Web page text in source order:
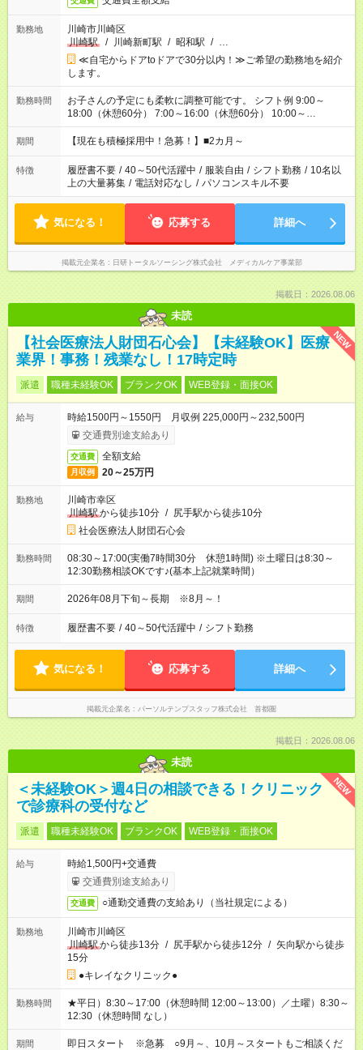
勤務地
川崎市川崎区
川崎駅
/ 川崎新町駅 / 昭和駅 / …
≪自宅からドアtoドアで30分以内！≫ご希望の勤務地を紹介
します。
勤務時間
お子さんの予定にも柔軟に調整可能です。 シフト例 9:00～
18:00（休憩60分） 7:00～16:00（休憩60分） 10:00～
19:00（休憩60分） ※Wワーク希望の方へ 今ご覧のお仕事で希
望する勤務時間と、もう1つのお仕事の勤務時間の合計が 週40
期間 【現在も積極採用中！急募！】■2カ月～
特徴 履歴書不要 / 40～50代活躍中 / 服装自由 / シフト勤務 / 10名以
上の大量募集 / 電話対応なし / パソコンスキル不要
気になる！ 応募する 詳細へ
掲載元企業名 日研トータルソーシング株式会社 メディカルケア事業部
掲載日：2026.08.06
未読
NEW
【社会医療法人財団石心会】【未経験OK】医療
業界！事務！残業なし！17時定時
派遣 職種未経験OK ブランクOK WEB登録・面接OK
給与
時給1500円～1550円 月収例 225,000円～232,500円
交通費別途支給あり
交通費 全額支給
月収例 20～25万円
勤務地
川崎市幸区
川崎駅から徒歩10分 / 尻手駅から徒歩10分
社会医療法人財団石心会
勤務時間
08:30～17:00(実働7時間30分 休憩1時間) ※土曜日は8:30～
12:30勤務相談OKです♪(基本上記就業時間）
期間 2026年08月下旬～長期 ※8月～！
特徴 履歴書不要 / 40～50代活躍中 / シフト勤務
気になる！ 応募する 詳細へ
掲載元企業名 パーソルテンプスタッフ株式会社 首都圏
掲載日：2026.08.06
未読
NEW
＜未経験OK＞週4日の相談できる！クリニック
で診療科の受付など
派遣 職種未経験OK ブランクOK WEB登録・面接OK
給与
時給1,500円+交通費
交通費別途支給あり
交通費 ○通勤交通費の支給あり（当社規定による）
勤務地
川崎市川崎区
川崎駅から徒歩13分 / 尻手駅から徒歩12分 / 矢向駅から徒歩
15分
●キレイなクリニック●
勤務時間
★平日）8:30～17:00（休憩時間 12:00～13:00）／土曜）8:30～
12:30（休憩時間 なし）
期間
即日スタート ※急募 ○9月～、10月～スタートもご相談くだ